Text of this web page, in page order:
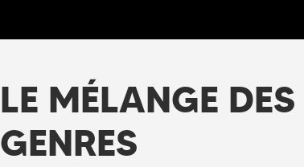
LE MÉLANGE DES
GENRES